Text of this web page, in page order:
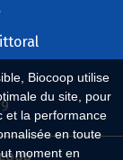
Biocoop utilise
du site, pour
et la performance
en toute
moment en